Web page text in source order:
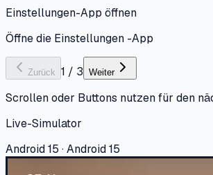
Einstellungen-App öffnen
Öffne die Einstellungen -App
Zurück 1 / 3 Weiter
Scrollen oder Buttons nutzen für den
Live-Simulator
Android 15 · Android 15